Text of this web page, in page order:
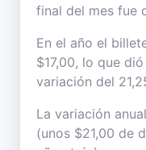
final del mes fue
En el año el
$17,00, lo que
variación del
La variación
(unos $21,00 de